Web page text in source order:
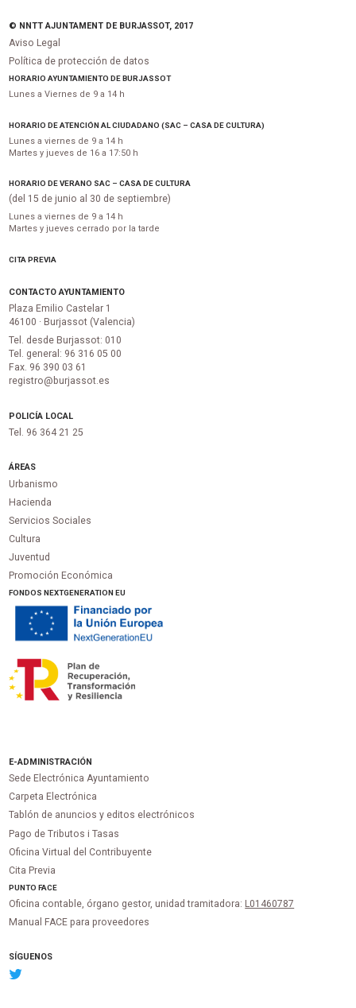
© NNTT AJUNTAMENT DE BURJASSOT, 2017
Aviso Legal
Política de protección de datos
HORARIO AYUNTAMIENTO DE BURJASSOT
Lunes a Viernes de 9 a 14 h
HORARIO DE ATENCIÓN AL CIUDADANO (SAC – CASA DE CULTURA)
Lunes a viernes de 9 a 14 h
Martes y jueves de 16 a 17:50 h
HORARIO DE VERANO SAC – CASA DE CULTURA
(del 15 de junio al 30 de septiembre)
Lunes a viernes de 9 a 14 h
Martes y jueves cerrado por la tarde
CITA PREVIA
CONTACTO AYUNTAMIENTO
Plaza Emilio Castelar 1
46100 · Burjassot (Valencia)
Tel. desde Burjassot: 010
Tel. general: 96 316 05 00
Fax. 96 390 03 61
registro@burjassot.es
POLICÍA LOCAL
Tel. 96 364 21 25
ÁREAS
Urbanismo
Hacienda
Servicios Sociales
Cultura
Juventud
Promoción Económica
FONDOS NEXTGENERATION EU
E-ADMINISTRACIÓN
Sede Electrónica Ayuntamiento
Carpeta Electrónica
Tablón de anuncios y editos electrónicos
Pago de Tributos i Tasas
Oficina Virtual del Contribuyente
Cita Previa
PUNTOFACE
Oficina contable, órgano gestor, unidad tramitadora: L01460787
Manual FACE para proveedores
SÍGUENOS